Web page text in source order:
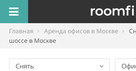
Главная Аренда офисов в Москве
шоссе в Москве
Снять